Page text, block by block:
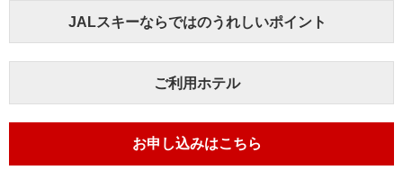
JALスキーならではのうれしいポイント
ご利用ホテル
お申し込みはこちら